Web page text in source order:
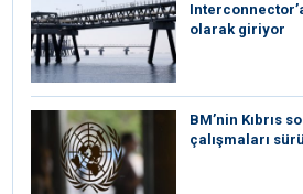
olarak giriyor
BM’nin Kıbrıs
çalışmaları